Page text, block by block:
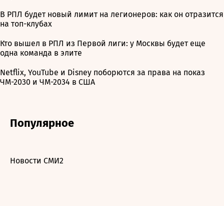
В РПЛ будет новый лимит на легионеров: как он отразится
на топ-клубах
Кто вышел в РПЛ из Первой лиги: у Москвы будет еще
одна команда в элите
Netflix, YouTube и Disney поборются за права на показ
ЧМ-2030 и ЧМ-2034 в США
Популярное
Новости СМИ2